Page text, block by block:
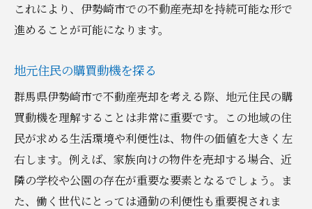
これにより、伊勢崎市での不動産売却を持続可能な形で
進めることが可能になります。
地元住民の購買動機を探る
群馬県伊勢崎市で不動産売却を考える際、地元住民の購
買動機を理解することは非常に重要です。この地域の住
民が求める生活環境や利便性は、物件の価値を大きく左
右します。例えば、家族向けの物件を売却する場合、近
隣の学校や公園の存在が重要な要素となるでしょう。ま
た、働く世代にとっては通勤の利便性も重要視されま